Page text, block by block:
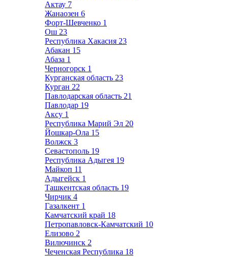
Актау 7
Жанаозен 6
Форт-Шевченко 1
Ош 23
Республика Хакасия 23
Абакан 15
Абаза 1
Черногорск 1
Курганская область 23
Курган 22
Павлодарская область 21
Павлодар 19
Аксу 1
Республика Марий Эл 20
Йошкар-Ола 15
Волжск 3
Севастополь 19
Республика Адыгея 19
Майкоп 11
Адыгейск 1
Ташкентская область 19
Чирчик 4
Газалкент 1
Камчатский край 18
Петропавловск-Камчатский 10
Елизово 2
Вилючинск 2
Чеченская Республика 18